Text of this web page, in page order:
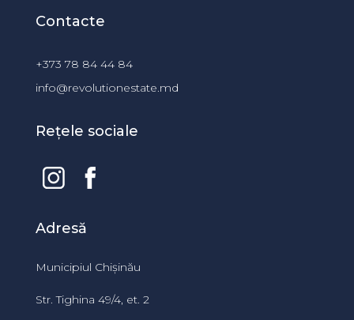
Contacte
+373 78 84 44 84
info@revolutionestate.md
Rețele sociale
Adresă
Municipiul Chișinău
Str. Tighina 49/4, et. 2